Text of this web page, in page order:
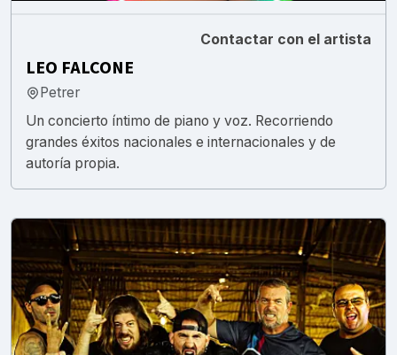
Contactar con el artista
LEO FALCONE
Petrer
Un concierto íntimo de piano y voz. Recorriendo
grandes éxitos nacionales e internacionales y de
autoría propia.